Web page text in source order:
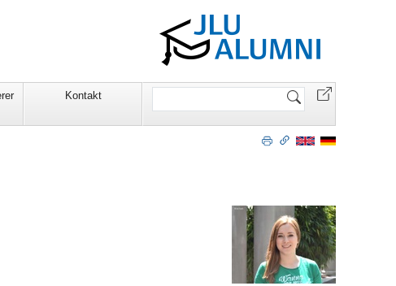
Kontakt
Website